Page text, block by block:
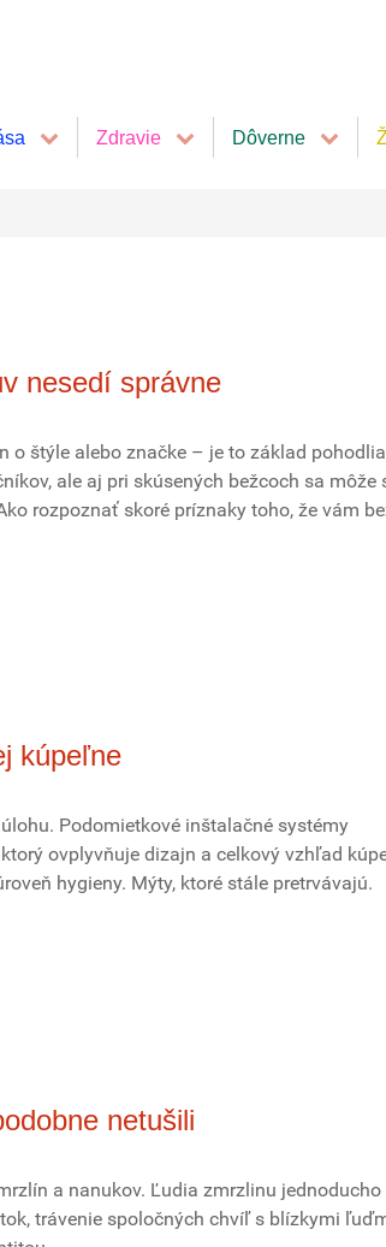
Zdravie Dôverne
nesedí správne
o štýle alebo značke – je to základ
ale aj pri skúsených bežcoch sa môže
rozpoznať skoré príznaky toho, že vám
kúpeľne
Podomietkové inštalačné systémy
ovplyvňuje dizajn a celkový vzhľad
hygieny. Mýty, ktoré stále pretrvávajú.
netušili
a nanukov. Ľudia zmrzlinu
trávenie spoločných chvíľ s blízkymi